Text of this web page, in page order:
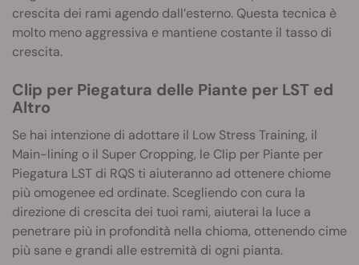
crescita dei rami agendo dall’esterno. Questa tecnica è
molto meno aggressiva e mantiene costante il tasso di
crescita.
Clip per Piegatura delle Piante per LST ed
Altro
Se hai intenzione di adottare il Low Stress Training, il
Main-lining o il Super Cropping, le Clip per Piante per
Piegatura LST di RQS ti aiuteranno ad ottenere chiome
più omogenee ed ordinate. Scegliendo con cura la
direzione di crescita dei tuoi rami, aiuterai la luce a
penetrare più in profondità nella chioma, ottenendo cime
più sane e grandi alle estremità di ogni pianta.